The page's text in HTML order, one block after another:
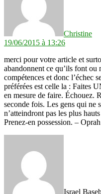
Christine
19/06/2015 à 13:26
merci pour votre article et
abandonnent ce qu’ils font ou
compétences et donc l’échec
préférées est celle la : Faites
en mesure de faire. Échouez.
seconde fois. Les gens qui ne
n’atteindront pas les plus
Prenez-en possession. –
Israel